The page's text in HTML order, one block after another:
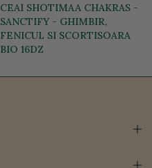
CEAI SHOTIMAA CHAKRAS -
SANCTIFY - GHIMBIR,
FENICUL SI SCORTISOARA
BIO 16DZ